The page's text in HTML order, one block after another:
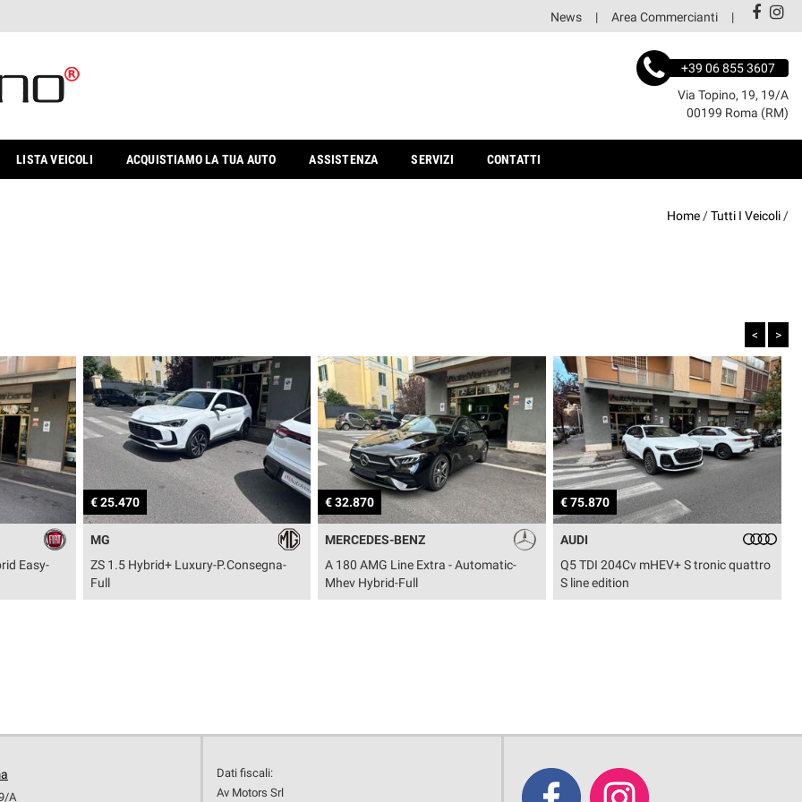
News Area Commercianti
+39 06 855 3607
Via Topino, 19, 19/A
00199 Roma (RM)
LISTA VEICOLI ACQUISTIAMO LA TUA AUTO ASSISTENZA SERVIZI CONTATTI
Home /Tutti I Veicoli /
< >
€ 32.870
MERCEDES-BENZ
A 180 AMG Line Extra - Automatic-
Mhev Hybrid-Full
€ 75.870
AUDI
Q5 TDI 204Cv mHEV+ S tronic quattro
S line edition
€ 76.700
AUDI
Q5 Sportback TDI 204Cv mHEV+ S
tronic quattro S line
A
Dati fiscali:
Av Motors Srl